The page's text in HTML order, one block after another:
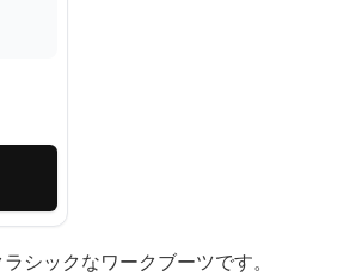
シックなワークブーツです。